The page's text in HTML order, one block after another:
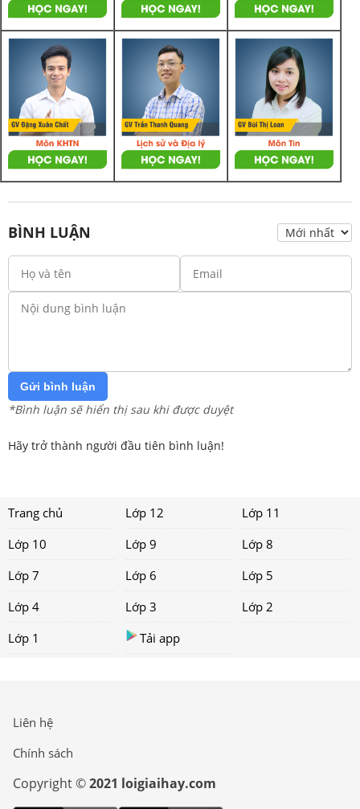
BÌNH LUẬN
Gửi bình luận
*Bình luận sẽ hiển thị sau khi được duyệt
Hãy trở thành người đầu tiên bình luận!
Trang chủ Lớp 12
Lớp 11
Lớp 10
Lớp 9
Lớp 8
Lớp 7
Lớp 6
Lớp 5
Lớp 4
Lớp 3
Lớp 2
Lớp 1
Tải app
Liên hệ
Chính sách
Copyright ©2021 loigiaihay.com